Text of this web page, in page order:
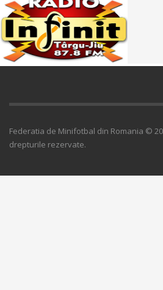
Federatia de Minifotbal din Romania ©
drepturile rezervate.